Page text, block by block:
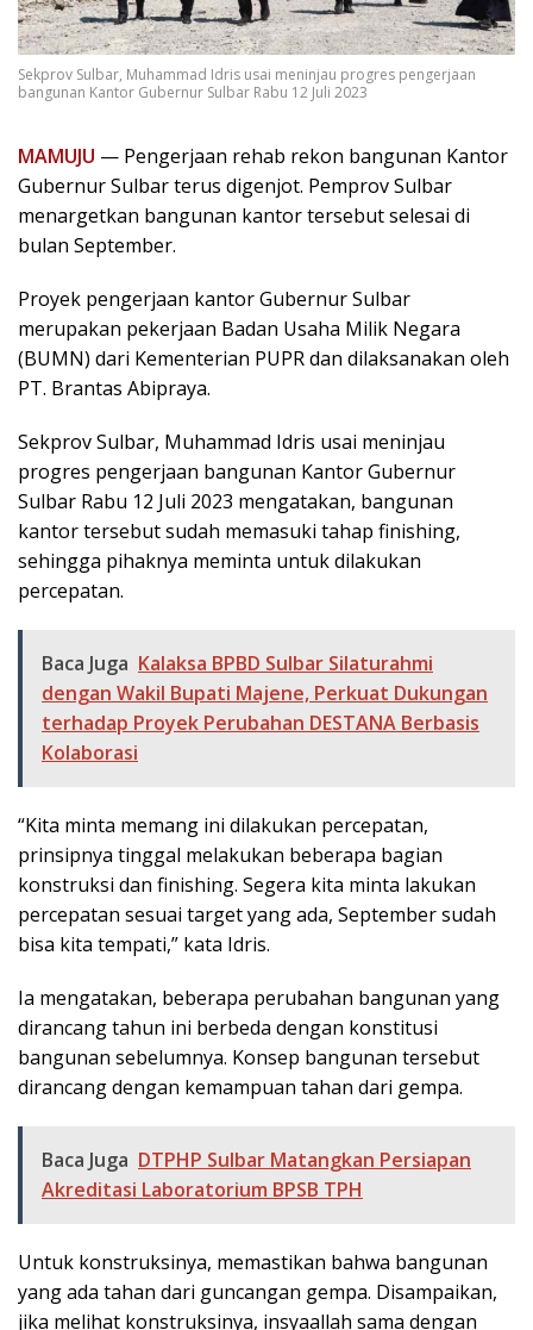
Sekprov Sulbar, Muhammad Idris usai meninjau progres pengerjaan
bangunan Kantor Gubernur Sulbar Rabu 12 Juli 2023
MAMUJU — Pengerjaan rehab rekon bangunan Kantor
Gubernur Sulbar terus digenjot. Pemprov Sulbar
menargetkan bangunan kantor tersebut selesai di
bulan September.
Proyek pengerjaan kantor Gubernur Sulbar
merupakan pekerjaan Badan Usaha Milik Negara
(BUMN) dari Kementerian PUPR dan dilaksanakan oleh
PT. Brantas Abipraya.
Sekprov Sulbar, Muhammad Idris usai meninjau
progres pengerjaan bangunan Kantor Gubernur
Sulbar Rabu 12 Juli 2023 mengatakan, bangunan
kantor tersebut sudah memasuki tahap finishing,
sehingga pihaknya meminta untuk dilakukan
percepatan.
Baca Juga Kalaksa BPBD Sulbar Silaturahmi
dengan Wakil Bupati Majene, Perkuat Dukungan
terhadap Proyek Perubahan DESTANA Berbasis
Kolaborasi
“Kita minta memang ini dilakukan percepatan,
prinsipnya tinggal melakukan beberapa bagian
konstruksi dan finishing. Segera kita minta lakukan
percepatan sesuai target yang ada, September sudah
bisa kita tempati,” kata Idris.
Ia mengatakan, beberapa perubahan bangunan yang
dirancang tahun ini berbeda dengan konstitusi
bangunan sebelumnya. Konsep bangunan tersebut
dirancang dengan kemampuan tahan dari gempa.
Baca Juga DTPHP Sulbar Matangkan Persiapan
Akreditasi Laboratorium BPSB TPH
Untuk konstruksinya, memastikan bahwa bangunan
yang ada tahan dari guncangan gempa. Disampaikan,
jika melihat konstruksinya, insyaallah sama dengan